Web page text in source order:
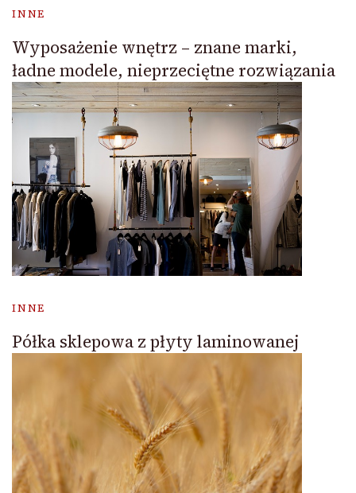
INNE
Wyposażenie wnętrz – znane marki,
ładne modele, nieprzeciętne rozwiązania
INNE
Półka sklepowa z płyty laminowanej